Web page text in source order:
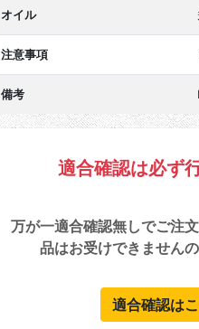
オイル
注意事項
備考
適合確認は必ず
万が一適合確認無しでご注
品はお受けできません
適合確認は